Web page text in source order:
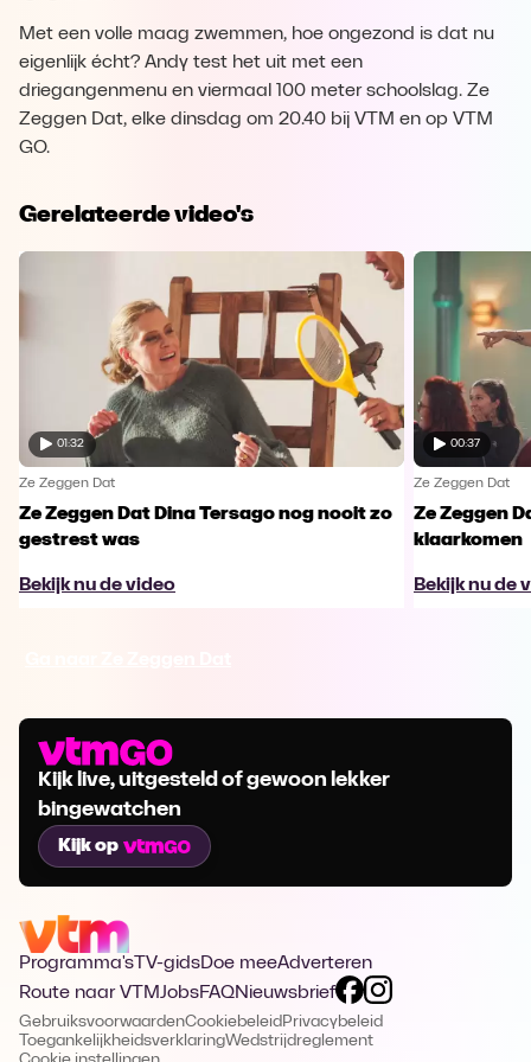
Met een volle maag zwemmen, hoe ongezond is dat nu
eigenlijk écht? Andy test het uit met een
driegangenmenu en viermaal 100 meter schoolslag. Ze
Zeggen Dat, elke dinsdag om 20.40 bij VTM en op VTM
GO.
Gerelateerde video's
01:32
Ze Zeggen Dat
Ze Zeggen Dat Dina Tersago nog nooit zo
gestrest was
Bekijk nu de video
00:37
Ze Zeggen Dat
Ze Zeggen
klaarkomen
Bekijk nu de
Kijk live, uitgesteld of gewoon lekker
bingewatchen
Kijk op
Programma's TV-gidsDoe meeAdverteren
Route naar VTMJobsFAQNieuwsbrief
GebruiksvoorwaardenCookiebeleid Privacybeleid
ToegankelijkheidsverklaringWedstrijdreglement